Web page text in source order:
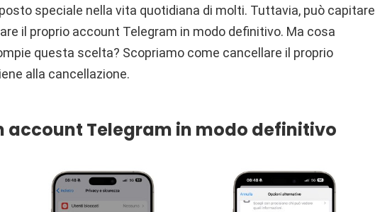
speciale nella vita quotidiana di molti. Tuttavia, può capitare
il proprio account Telegram in modo definitivo. Ma cosa
questa scelta? Scopriamo come cancellare il proprio
alla cancellazione.
account Telegram in modo definitivo